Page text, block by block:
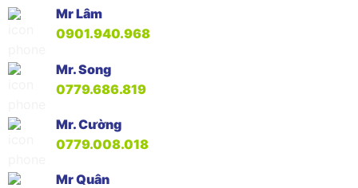
Mr Lâm
0901.940.968
Mr. Song
0779.686.819
Mr. Cường
0779.008.018
Mr Quân